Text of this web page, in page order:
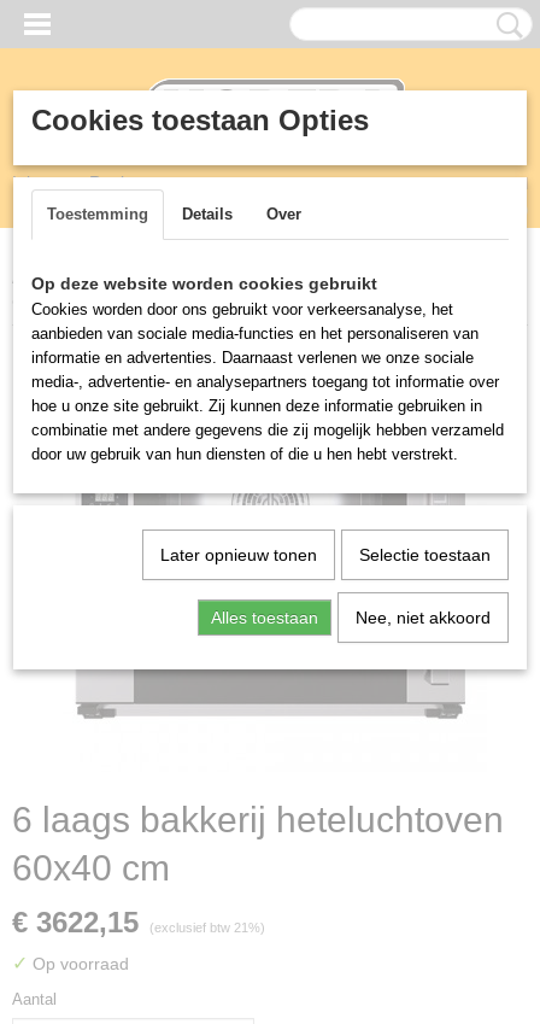
Inloggen Registreren
(0)
Home >Horeca>Hetelucht ovens>6 laags bakkerij heteluchtoven
60x40 cm
6 laags bakkerij heteluchtoven
60x40 cm
€ 3622,15 (exclusief btw 21%)
✓ Op voorraad
Aantal
Cookies toestaan Opties
Toestemming Details Over
Op deze website worden cookies gebruikt
Cookies worden door ons gebruikt voor verkeersanalyse, het
aanbieden van sociale media-functies en het personaliseren van
informatie en advertenties. Daarnaast verlenen we onze sociale
media-, advertentie- en analysepartners toegang tot informatie over
hoe u onze site gebruikt. Zij kunnen deze informatie gebruiken in
combinatie met andere gegevens die zij mogelijk hebben verzameld
door uw gebruik van hun diensten of die u hen hebt verstrekt.
Later opnieuw tonen Selectie toestaan
Alles toestaan Nee, niet akkoord